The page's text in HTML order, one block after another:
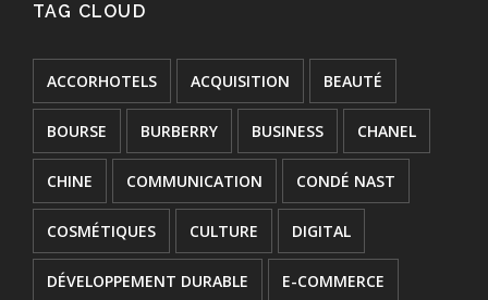
TAG CLOUD
ACCORHOTELS ACQUISITION BEAUTÉ
BOURSE BURBERRY BUSINESS CHANEL
CHINE COMMUNICATION CONDÉ NAST
COSMÉTIQUES CULTURE DIGITAL
DÉVELOPPEMENT DURABLE E-COMMERCE